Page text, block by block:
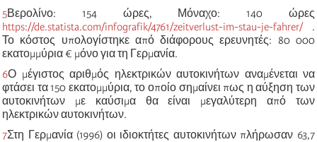
5Βερολίνο: 154 ώρες, Μόναχο: 140 ώρες
https://de.statista.com/infografik/4761/zeitverlust-im-stau-je-fahrer/.
Το κόστος υπολογίστηκε από διάφορους ερευνητές: 80 000
εκατομμύρια€ μόνο για τη Γερμανία.
6Ο μέγιστος αριθμός ηλεκτρικών αυτοκινήτων αναμένεται να
φτάσει τα 150 εκατομμύρια, το οποίο σημαίνει πως η αύξηση των
αυτοκινήτων με καύσιμα θα είναι μεγαλύτερη από των
ηλεκτρικών αυτοκινήτων.
7Στη Γερμανία (1996) οι ιδιοκτήτες αυτοκινήτων πλήρωσαν 63,7